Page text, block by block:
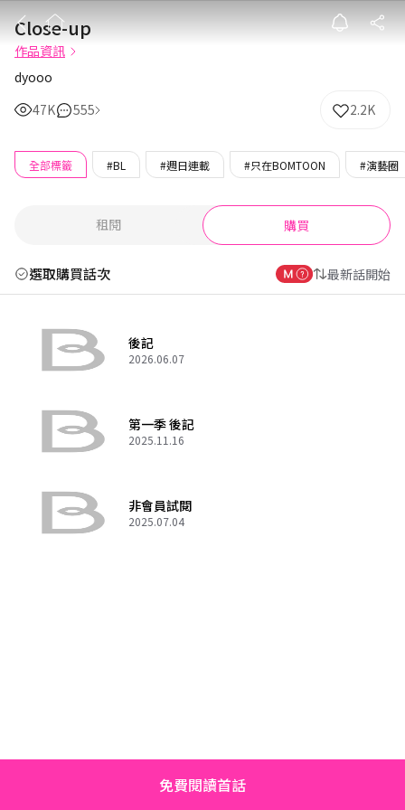
Close-up
Close-up
作品資訊
dyooo
47K
555 2.2K
全部標籤 #BL #週日連載 #只在BOMTOON #演藝圈
租閱 購買
選取購買話次 最新話開始
後記
2026.06.07
第一季 後記
2025.11.16
非會員試閱
2025.07.04
免費閱讀首話